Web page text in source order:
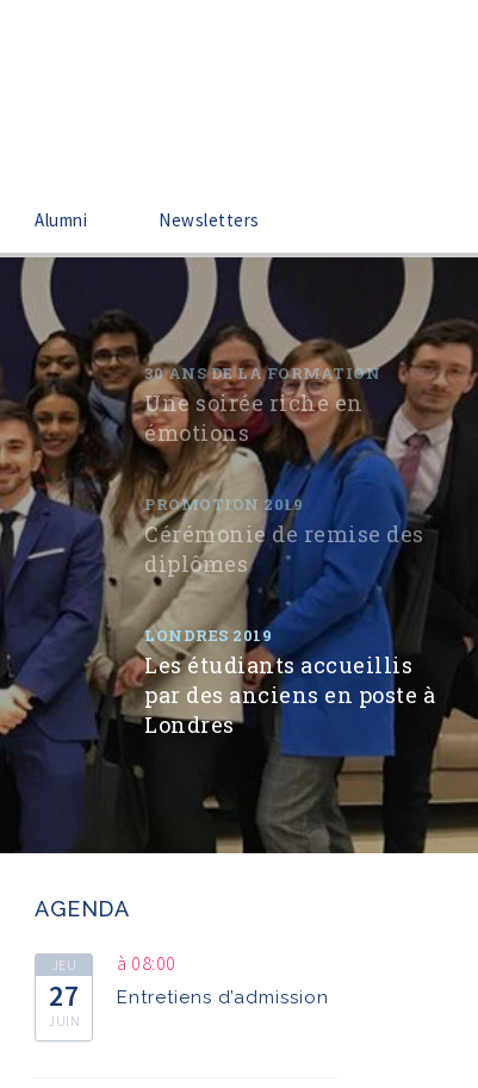
Alumni Newsletters
30 ANS DE LA FORMATION
Une soirée riche en
émotions
PROMOTION 2019
Cérémonie de remise des
diplômes
LONDRES 2019
Les étudiants accueillis
par des anciens en poste à
Londres
AGENDA
JEU
27
JUIN
à 08:00
Entretiens d’admission